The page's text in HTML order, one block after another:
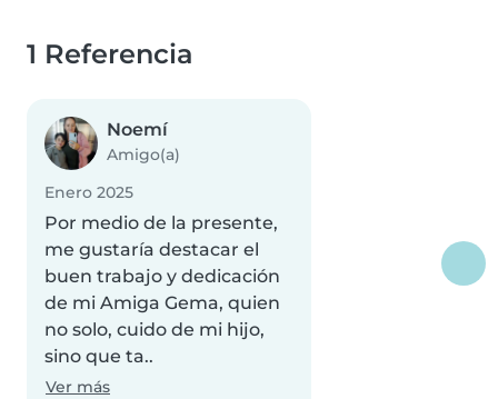
1 Referencia
Noemí
Amigo(a)
Enero 2025
Por medio de la presente,
me gustaría destacar el
buen trabajo y dedicación
de mi Amiga Gema, quien
no solo, cuido de mi hijo,
sino que ta..
Ver más